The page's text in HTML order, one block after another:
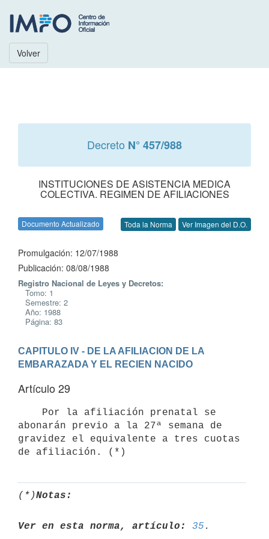
Volver
Decreto N° 457/988
INSTITUCIONES DE ASISTENCIA MEDICA
COLECTIVA. REGIMEN DE AFILIACIONES
Documento Actualizado Toda la Norma Ver Imagen del D.O.
Promulgación: 12/07/1988
Publicación: 08/08/1988
Registro Nacional de Leyes y Decretos:
Tomo: 1
Semestre: 2
Año: 1988
Página: 83
CAPITULO IV - DE LA AFILIACION DE LA
EMBARAZADA Y EL RECIEN NACIDO
Artículo 29
abonarán previo a la 27ª semana de
gravidez el equivalente a tres cuotas
(*)Notas:
Ver en esta norma, artículo: 35